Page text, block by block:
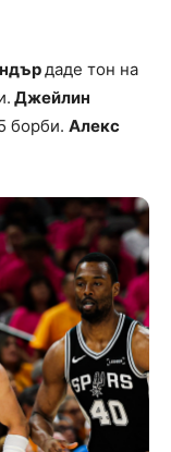
даде тон на
Джейлин
борби. Алекс